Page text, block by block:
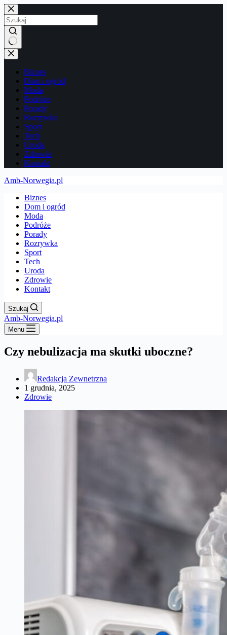
Przejdź
do
treści
Brak
wyników
Biznes
Dom i ogród
Moda
Podróże
Porady
Rozrywka
Sport
Tech
Uroda
Zdrowie
Kontakt
Amb-Norwegia.pl
Biznes
Dom i ogród
Moda
Podróże
Porady
Rozrywka
Sport
Tech
Uroda
Zdrowie
Kontakt
Szukaj
Amb-Norwegia.pl
Menu
​Czy nebulizacja ma skutki uboczne?
Redakcja Zewnetrzna
1 grudnia, 2025
Zdrowie